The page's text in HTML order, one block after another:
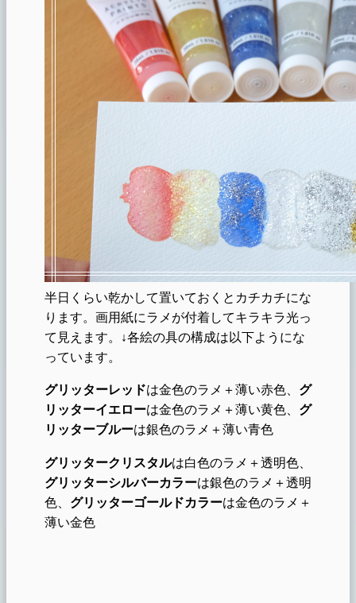
半日くらい乾かして置いておくとカチカチにな
ります。画用紙にラメが付着してキラキラ光っ
て見えます。↓各絵の具の構成は以下ようにな
っています。
グリッターレッドは金色のラメ＋薄い赤色、 グ
リッターイエローは金色のラメ＋薄い黄色、 グ
リッターブルーは銀色のラメ＋薄い青色
グリッタークリスタルは白色のラメ＋透明色、
グリッターシルバーカラーは銀色のラメ＋透明
色、 グリッターゴールドカラーは金色のラメ＋
薄い金色